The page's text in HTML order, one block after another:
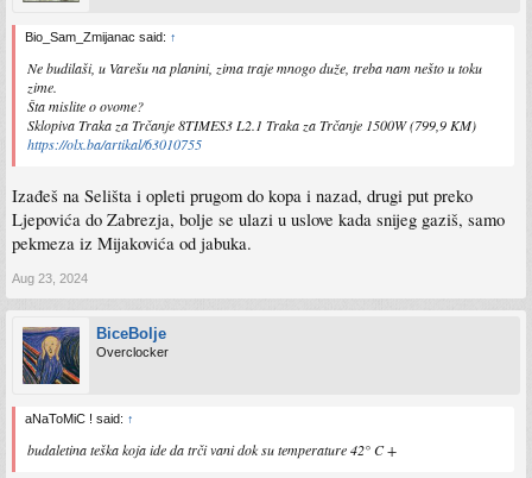
Bio_Sam_Zmijanac said: ↑
Ne budilaši, u Varešu na planini, zima traje mnogo duže, treba nam nešto u toku
zime.
Šta mislite o ovome?
Sklopiva Traka za Trčanje 8TIMES3 L2.1 Traka za Trčanje 1500W (799,9 KM)
https://olx.ba/artikal/63010755
Izađeš na Selišta i opleti prugom do kopa i nazad, drugi put preko
Ljepovića do Zabrezja, bolje se ulazi u uslove kada snijeg gaziš, samo
pekmeza iz Mijakovića od jabuka.
Aug 23, 2024
BiceBolje
Overclocker
aNaToMiC ! said: ↑
budaletina teška koja ide da trči vani dok su temperature 42° C +